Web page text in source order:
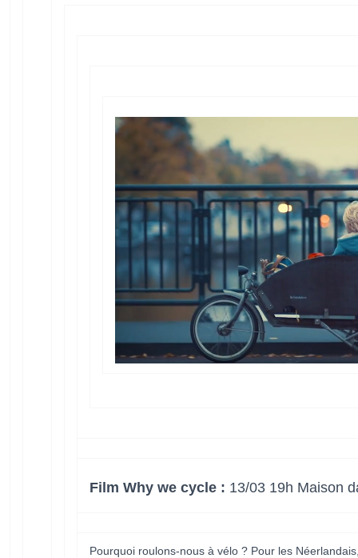
Film Why we cycle : 13/03 19h Maison
Pourquoi roulons-nous à vélo ? Pour les